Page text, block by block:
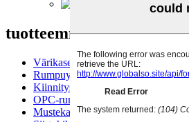
tuotteemme
Värikasetti
Rumpuyksikkö
Kiinnitysyksikkö
OPC-rumpu
Mustekasetti